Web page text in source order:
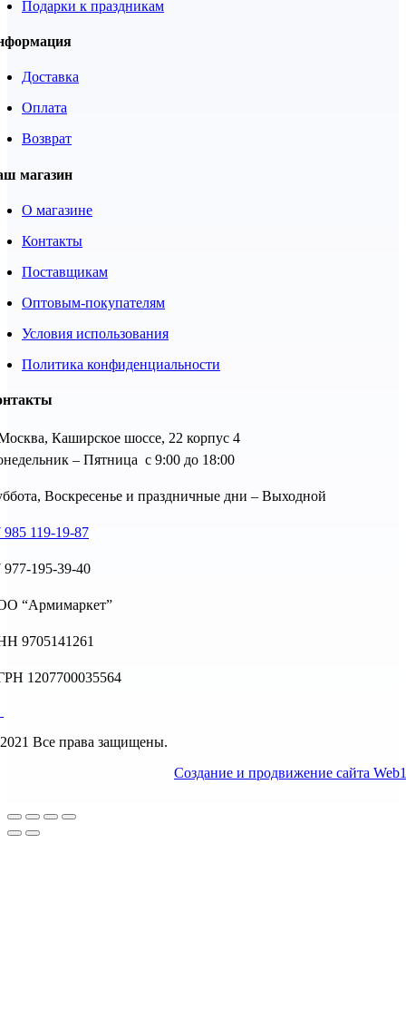
Подарки к праздникам
Доставка
Оплата
Возврат
магазин
О магазине
Контакты
Поставщикам
Оптовым-покупателям
Условия использования
Политика конфиденциальности
Каширское шоссе, 22 корпус 4
– Пятница с 9:00 до 18:00
Воскресенье и праздничные дни – Выходной
985 119-19-87
977-195-39-40
“Армимаркет”
9705141261
1207700035564
Все права защищены.
Создание и продвижение сайта